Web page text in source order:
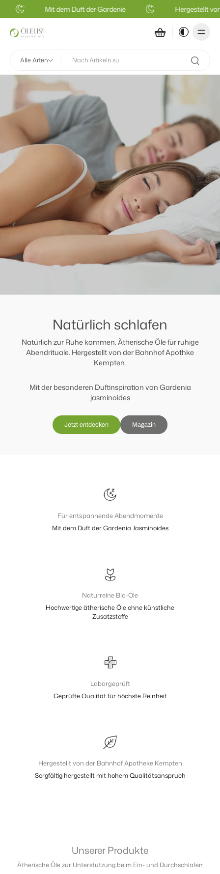
Mit dem Duft der Gardenie Hergestellt von
Alle Arten
Natürlich schlafen
Natürlich zur Ruhe kommen. Ätherische Öle für ruhige
Abendrituale. Hergestellt von der Bahnhof Apothke
Kempten.
Mit der besonderen Duftinspiration von Gardenia
jasminoides
Jetzt entdecken Magazin
Für entspannende Abendmomente
Mit dem Duft der Gardenia Jasminoides
Naturreine Bio-Öle
Hochwertige ätherische Öle ohne künstliche
Zusatzstoffe
Laborgeprüft
Geprüfte Qualität für höchste Reinheit
Hergestellt von der Bahnhof Apotheke Kempten
Sorgfältig hergestellt mit hohem Qualitätsanspruch
Unserer Produkte
Ätherische Öle zur Unterstützung beim Ein- und Durchschlafen